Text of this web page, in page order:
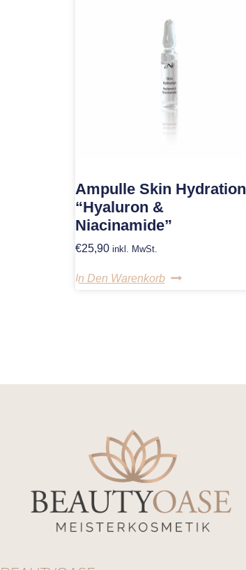
Ampulle Skin Hydration
“Hyaluron &
Niacinamide”
€25,90 inkl. MwSt.
In Den Warenkorb